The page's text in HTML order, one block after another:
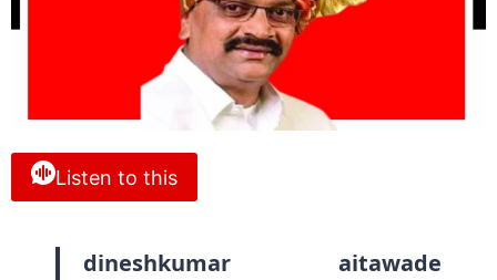
Listen to this
dineshkumar aitawade